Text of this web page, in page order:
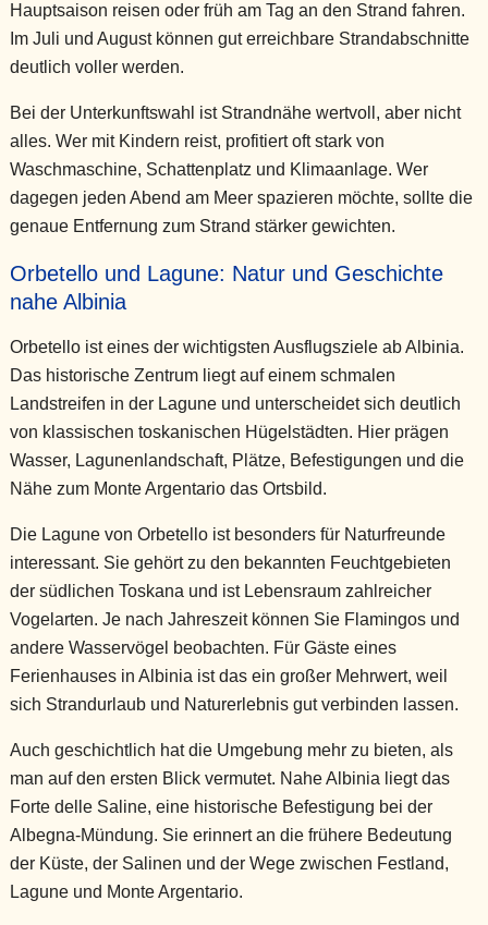
Hauptsaison reisen oder früh am Tag an den Strand fahren.
Im Juli und August können gut erreichbare Strandabschnitte
deutlich voller werden.
Bei der Unterkunftswahl ist Strandnähe wertvoll, aber nicht
alles. Wer mit Kindern reist, profitiert oft stark von
Waschmaschine, Schattenplatz und Klimaanlage. Wer
dagegen jeden Abend am Meer spazieren möchte, sollte die
genaue Entfernung zum Strand stärker gewichten.
Orbetello und Lagune: Natur und Geschichte
nahe Albinia
Orbetello ist eines der wichtigsten Ausflugsziele ab Albinia.
Das historische Zentrum liegt auf einem schmalen
Landstreifen in der Lagune und unterscheidet sich deutlich
von klassischen toskanischen Hügelstädten. Hier prägen
Wasser, Lagunenlandschaft, Plätze, Befestigungen und die
Nähe zum Monte Argentario das Ortsbild.
Die Lagune von Orbetello ist besonders für Naturfreunde
interessant. Sie gehört zu den bekannten Feuchtgebieten
der südlichen Toskana und ist Lebensraum zahlreicher
Vogelarten. Je nach Jahreszeit können Sie Flamingos und
andere Wasservögel beobachten. Für Gäste eines
Ferienhauses in Albinia ist das ein großer Mehrwert, weil
sich Strandurlaub und Naturerlebnis gut verbinden lassen.
Auch geschichtlich hat die Umgebung mehr zu bieten, als
man auf den ersten Blick vermutet. Nahe Albinia liegt das
Forte delle Saline, eine historische Befestigung bei der
Albegna-Mündung. Sie erinnert an die frühere Bedeutung
der Küste, der Salinen und der Wege zwischen Festland,
Lagune und Monte Argentario.